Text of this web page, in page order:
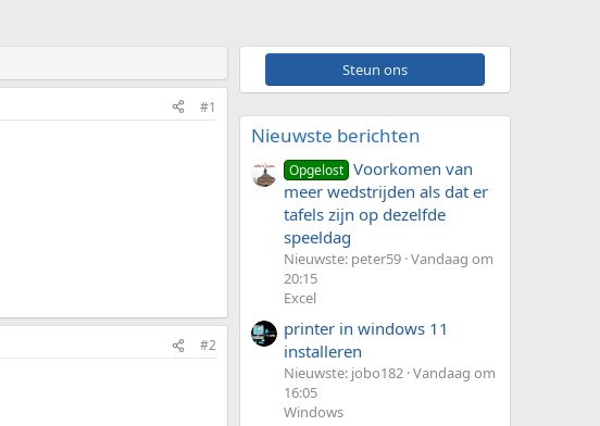
#1
#2
Steun ons
Nieuwste berichten
Opgelost Voorkomen van
meer wedstrijden als dat er
tafels zijn op dezelfde
speeldag
Nieuwste: peter59 Vandaag om
20:15
Excel
printer in windows 11
installeren
Nieuwste: jobo182 Vandaag om
16:05
Windows